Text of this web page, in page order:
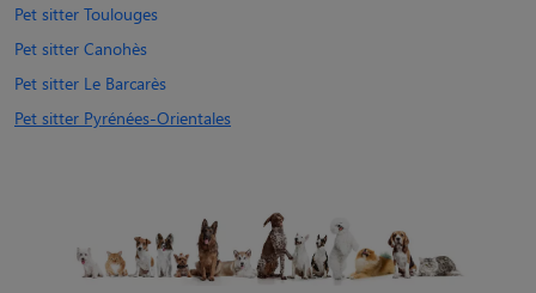
Pet sitter Toulouges
Pet sitter Canohès
Pet sitter Le Barcarès
Pet sitter Pyrénées-Orientales